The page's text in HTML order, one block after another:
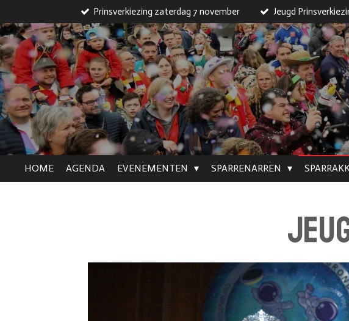
direct
naar
de
hoofdinhoud
Prinsverkiezing zaterdag 7 november Jeugd
HOME AGENDA EVENEMENTEN SPARRENARREN